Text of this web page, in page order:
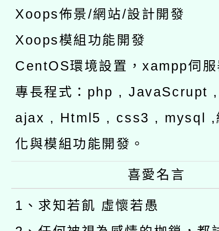
Xoops佈景/網站/設計開發
Xoops模組功能開發
CentOS環境設置，xampp伺
專長程式：php , JavaScrupt
ajax , Html5 , css3 , mysql ,
化與模組功能開發。
喜愛名言
1、求知若飢 虛懷若愚